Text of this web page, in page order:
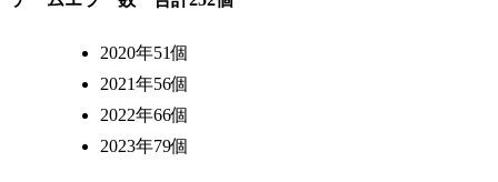
2020年51個
2021年56個
2022年66個
2023年79個